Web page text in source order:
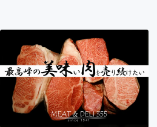
テクノロジー・ガジェット
映像・映画
ビジネス・起業